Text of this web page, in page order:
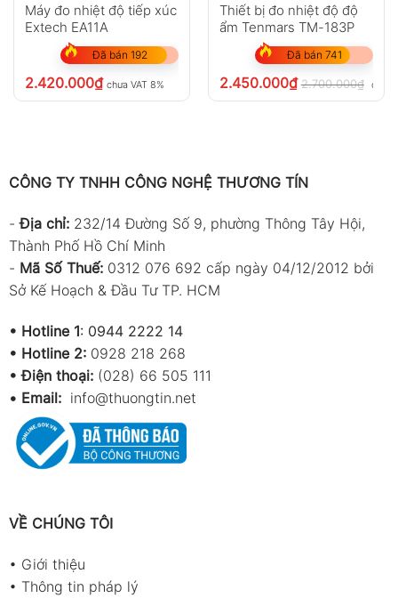
Máy đo nhiệt độ tiếp xúc
Extech EA11A
Đã bán 192
2.420.000₫ chưa VAT 8%
Thiết bị đo nhiệt độ độ
ẩm Tenmars TM-183P
Đã bán 741
2.450.000₫ 2.700.000₫ chưa
CÔNG TY TNHH CÔNG NGHỆ THƯƠNG TÍN
-Địa chỉ: 232/14 Đường Số 9, phường Thông Tây Hội,
Thành Phố Hồ Chí Minh
- Mã Số Thuế: 0312 076 692 cấp ngày 04/12/2012 bởi
Sở Kế Hoạch & Đầu Tư TP. HCM
• Hotline 1: 0944 2222 14
• Hotline 2: 0928 218 268
• Điện thoại: (028) 66 505 111
• Email: info@thuongtin.net
VỀ CHÚNG TÔI
• Giới thiệu
• Thông tin pháp lý